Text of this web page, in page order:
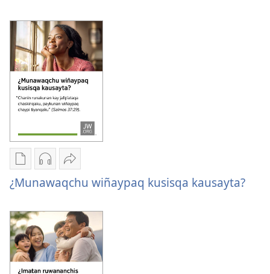
Invitación
para
la
asamblea
regional
2026
Invitación
para
la
asamblea
regional
2026
Kaypi
qelqakunatan
¿Munawaqchu
wiñaypaq
kusisqa
kausayta?
Kaypin
grabasqa
qelqakunata
horqowaq
¿Munawaqchu
wiñaypaq
kusisqa
kausayta?
Jujman
apachinapaq
¿Munawaqchu
wiñaypaq
kusisqa
kausayta?
¿Munawaqchu wiñaypaq kusisqa kausayta?